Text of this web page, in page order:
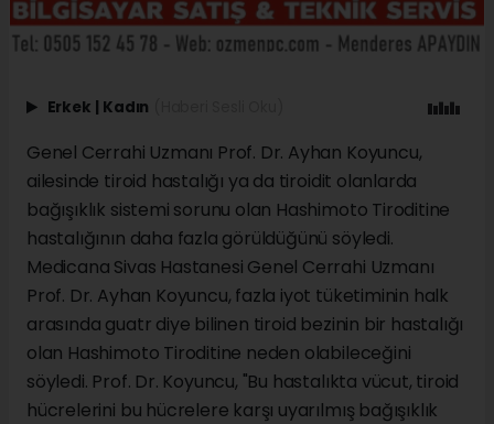
Erkek | Kadın
Genel Cerrahi Uzmanı Prof. Dr. Ayhan Koyuncu,
ailesinde tiroid hastalığı ya da tiroidit olanlarda
bağışıklık sistemi sorunu olan Hashimoto Tiroditine
hastalığının daha fazla görüldüğünü söyledi.
Medicana Sivas Hastanesi Genel Cerrahi Uzmanı
Prof. Dr. Ayhan Koyuncu, fazla iyot tüketiminin halk
arasında guatr diye bilinen tiroid bezinin bir hastalığı
olan Hashimoto Tiroditine neden olabileceğini
söyledi. Prof. Dr. Koyuncu, "Bu hastalıkta vücut, tiroid
hücrelerini bu hücrelere karşı uyarılmış bağışıklık